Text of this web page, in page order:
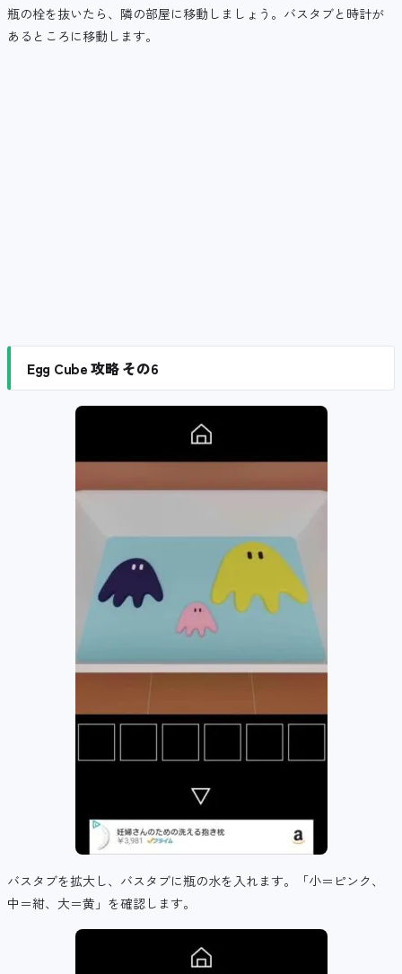
瓶の栓を抜いたら、隣の部屋に移動しましょう。バスタブと時計が
あるところに移動します。
Egg Cube 攻略 その6
バスタブを拡大し、バスタブに瓶の水を入れます。「小＝ピンク、
中＝紺、大＝黄」を確認します。